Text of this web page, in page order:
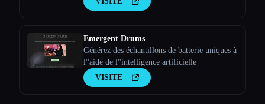
ligne tes propres titres sur Amazing AI Radio.
Emergent Drums
Générez des échantillons de batterie uniques à
l''aide de l''intelligence artificielle
VISITE